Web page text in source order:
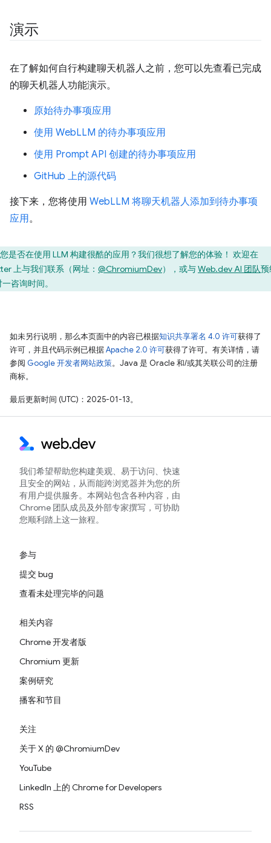
演示
在了解如何自行构建聊天机器人之前，您可以先查看已完成
的聊天机器人功能演示。
原始待办事项应用
使用 WebLLM 的待办事项应用
使用 Prompt API 创建的待办事项应用
GitHub 上的源代码
接下来，您将使用 WebLLM 将聊天机器人添加到待办事项
应用。
您是否在使用 LLM 构建很酷的应用？我们很想了解您的体验！ 欢迎在
上与我们联系（网址： @ChromiumDev），或与Web.dev AI 团队预
咨询时间。
如未另行说明，那么本页面中的内容已根据知识共享署名 4.0 许可获得了
许可，并且代码示例已根据Apache 2.0 许可获得了许可。有关详情，请
参阅 Google 开发者网站政策。Java 是 Oracle 和/或其关联公司的注册
商标。
最后更新时间 (UTC)：2025-01-13。
我们希望帮助您构建美观、易于访问、快速
且安全的网站，从而能跨浏览器并为您的所
有用户提供服务。本网站包含各种内容，由
Chrome 团队成员及外部专家撰写，可协助
您顺利踏上这一旅程。
参与
提交 bug
查看未处理完毕的问题
相关内容
Chrome 开发者版
Chromium 更新
案例研究
播客和节目
关注
关于 X 的 @ChromiumDev
YouTube
LinkedIn 上的 Chrome for Developers
RSS